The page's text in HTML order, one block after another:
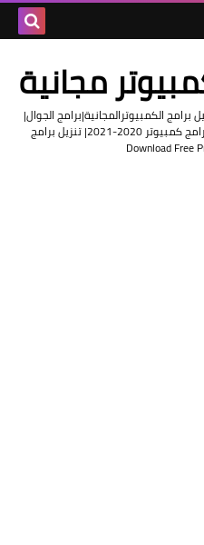
المدونة
مجانية
برامج الكمبيوترالمجانية|برامج الجوال|
تطبيقات اندرويد| العاب مجانية|تحميل برامج كمبيوتر 2020-2021| تنزيل برامج